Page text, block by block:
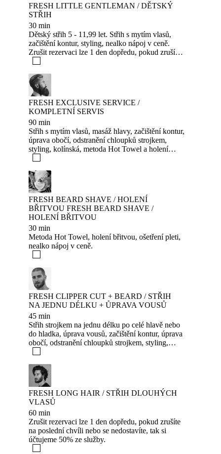
FRESH LITTLE GENTLEMAN / DĚTSKÝ
STŘIH
30 min
Dětský střih 5 - 11,99 let. Střih s mytím vlasů,
začištění kontur, styling, nealko nápoj v ceně.
Zrušit rezervaci lze 1 den dopředu, pokud zrušíte
FRESH EXCLUSIVE SERVICE /
KOMPLETNÍ SERVIS
90 min
Střih s mytím vlasů, masáž hlavy, začištění kontur,
úprava obočí, odstranění chloupků strojkem,
styling, kolínská, metoda Hot Towel a holení
whiskey a nealko nápoj v ceně. Zrušit rezervaci
lze 1 den dopředu, pokud zrušíte na poslední
chvíli nebo se nedostavíte, tak si účtujeme 50% ze
služby.
FRESH BEARD SHAVE / HOLENÍ
BŘITVOU FRESH BEARD SHAVE /
HOLENÍ BŘITVOU
30 min
Metoda Hot Towel, holení břitvou, ošetření pleti,
nealko nápoj v ceně.
FRESH CLIPPER CUT + BEARD / STŘIH
NA JEDNU DÉLKU + ŮPRAVA VOUSŮ
45 min
Střih strojkem na jednu délku po celé hlavě nebo
do hladka, úprava vousů, začištění kontur, úprava
obočí, odstranění chloupků strojkem, styling,
poslední chvíli nebo se nedostavíte, tak si
účtujeme 50% ze služby.
FRESH LONG HAIR / STŘIH DLOUHÝCH
VLASŮ
60 min
Zrušit rezervaci lze 1 den dopředu, pokud zrušíte
na poslední chvíli nebo se nedostavíte, tak si
účtujeme 50% ze služby.